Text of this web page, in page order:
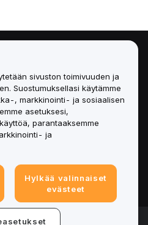
reserved.
sivuston toimivuuden ja
Suostumuksellasi käytämme
, markkinointi- ja sosiaalisen
asetuksesi,
parantaaksemme
ja
Hylkää valinnaiset
evästeet